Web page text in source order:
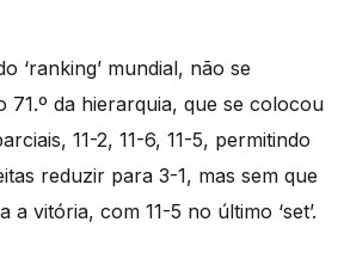
‘ranking’ mundial, não se
71.º da hierarquia, que se colocou
11-2, 11-6, 11-5, permitindo
reduzir para 3-1, mas sem que
a vitória, com 11-5 no último ‘set’.